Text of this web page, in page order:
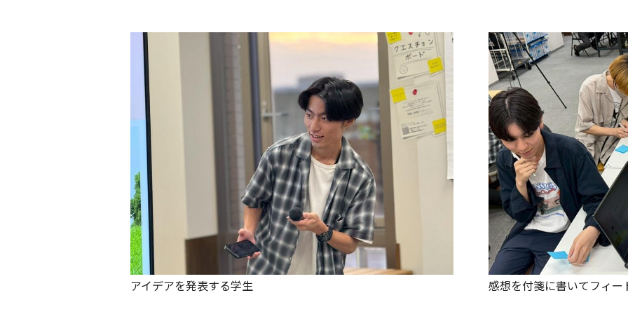
アイデアを発表する学生 感想を付箋に書いてフィー